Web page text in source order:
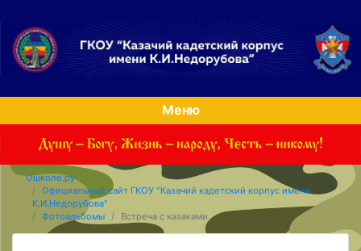
Меню
Ошколе.ру
Официальный сайт ГКОУ "Казачий кадетский корпус имени
К.И.Недорубова"
Фотоальбомы
Встреча с казаками